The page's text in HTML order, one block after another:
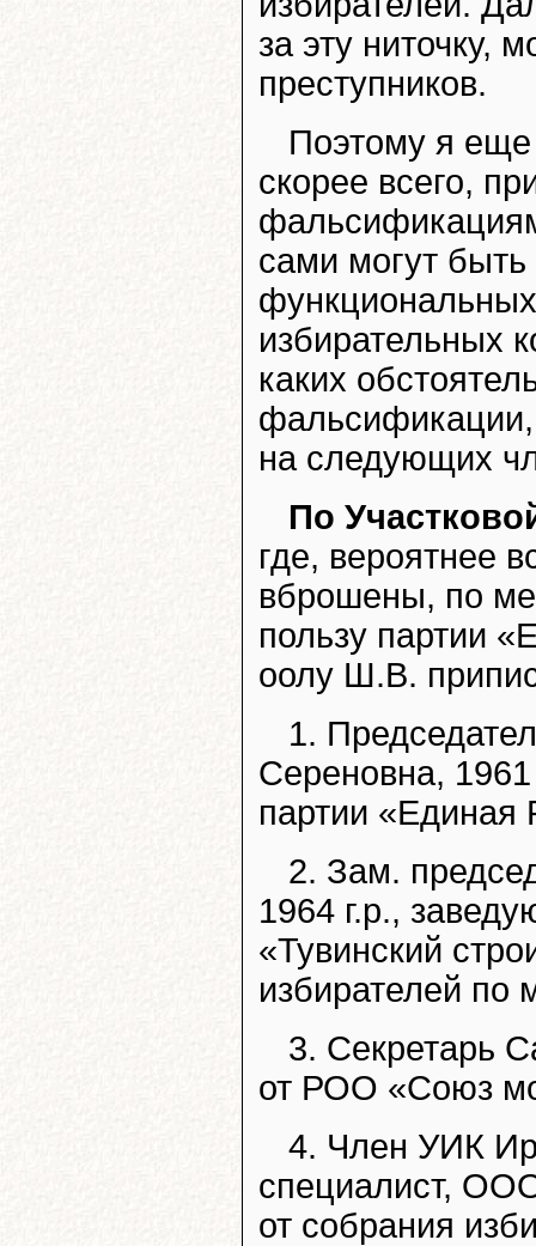
за эту ниточку,
преступников.
Поэтому я еще
скорее всего,
сами могут
избирательных
каких
фальсификации,
на следующих
По
где, вероятнее
вброшены, по
пользу партии
оолу Ш.В.
1.
Сереновна,
партии «Единая
2. Зам.
1964 г.р.,
«Тувинский
избирателей по
3. Секретарь
от РОО «Союз
4. Член УИК
специалист,
от собрания